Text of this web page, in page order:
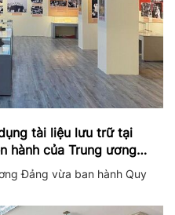
tài liệu lưu trữ tại
hành của Trung ương
Đảng
Đảng vừa ban hành Quy